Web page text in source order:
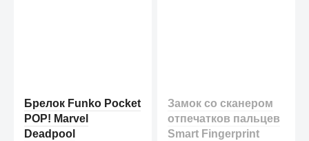
Брелок Funko Pocket
POP! Marvel
Deadpool
Замок со сканером
отпечатков пальцев
Smart Fingerprint